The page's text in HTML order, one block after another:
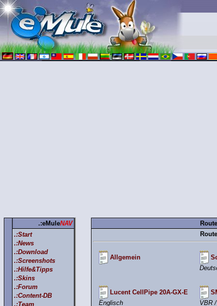
.:eMuleNAV
.:Start
.:News
.:Download
.:Screenshots
.:Hilfe&Tipps
.:Skins
.:Forum
.:Content-DB
.:Team
Allgemein
Lucent CellPipe 20A-GX-E
Englisch
VBR